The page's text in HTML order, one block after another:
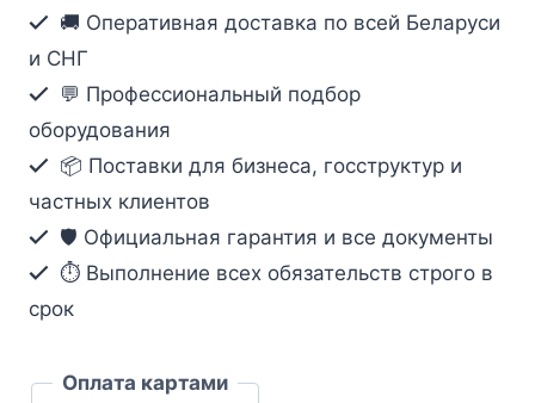
интерфейсами
PS/2,
VGA
(20м)
🚚 Оперативная доставка по всей Беларуси
и СНГ
💬 Профессиональный подбор
оборудования
📦 Поставки для бизнеса, госструктур и
частных клиентов
🛡️ Официальная гарантия и все документы
⏱ Выполнение всех обязательств строго в
срок
Оплата картами